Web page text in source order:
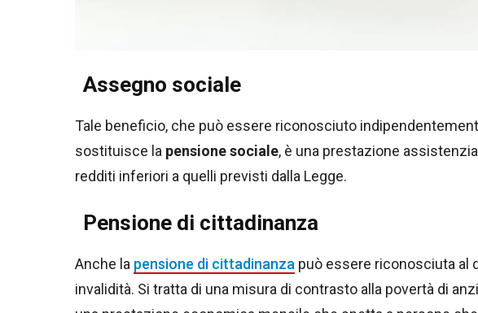
Assegno sociale
Tale beneficio, che può essere riconosciuto
sostituisce la pensione sociale, è una prestazione
redditi inferiori a quelli previsti dalla Legge.
Pensione di cittadinanza
Anche la pensione di cittadinanza può essere riconosciuta al
invalidità. Si tratta di una misura di contrasto alla povertà di